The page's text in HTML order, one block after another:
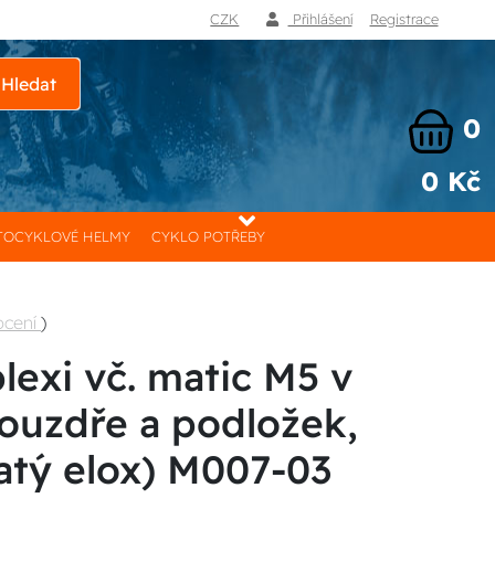
CZK Přihlášení Registrace
Hledat
0
0 Kč
HELMY CYKLO POTŘEBY
)
vč. matic M5 v
a podložek,
elox) M007-03